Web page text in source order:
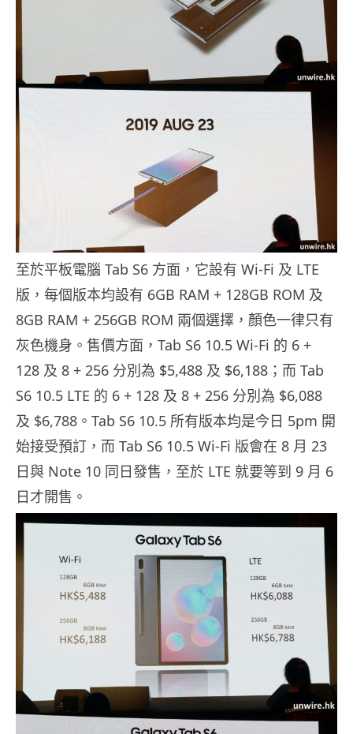
至於平板電腦 Tab S6 方面，它設有 Wi-Fi 及 LTE
版，每個版本均設有 6GB RAM + 128GB ROM 及
8GB RAM + 256GB ROM 兩個選擇，顏色一律只有
灰色機身。售價方面，Tab S6 10.5 Wi-Fi 的 6 +
128 及 8 + 256 分別為 $5,488 及 $6,188；而 Tab
S6 10.5 LTE 的 6 + 128 及 8 + 256 分別為 $6,088
及 $6,788。Tab S6 10.5 所有版本均是今日 5pm 開
始接受預訂，而 Tab S6 10.5 Wi-Fi 版會在 8 月 23
日與 Note 10 同日發售，至於 LTE 就要等到 9 月 6
日才開售。